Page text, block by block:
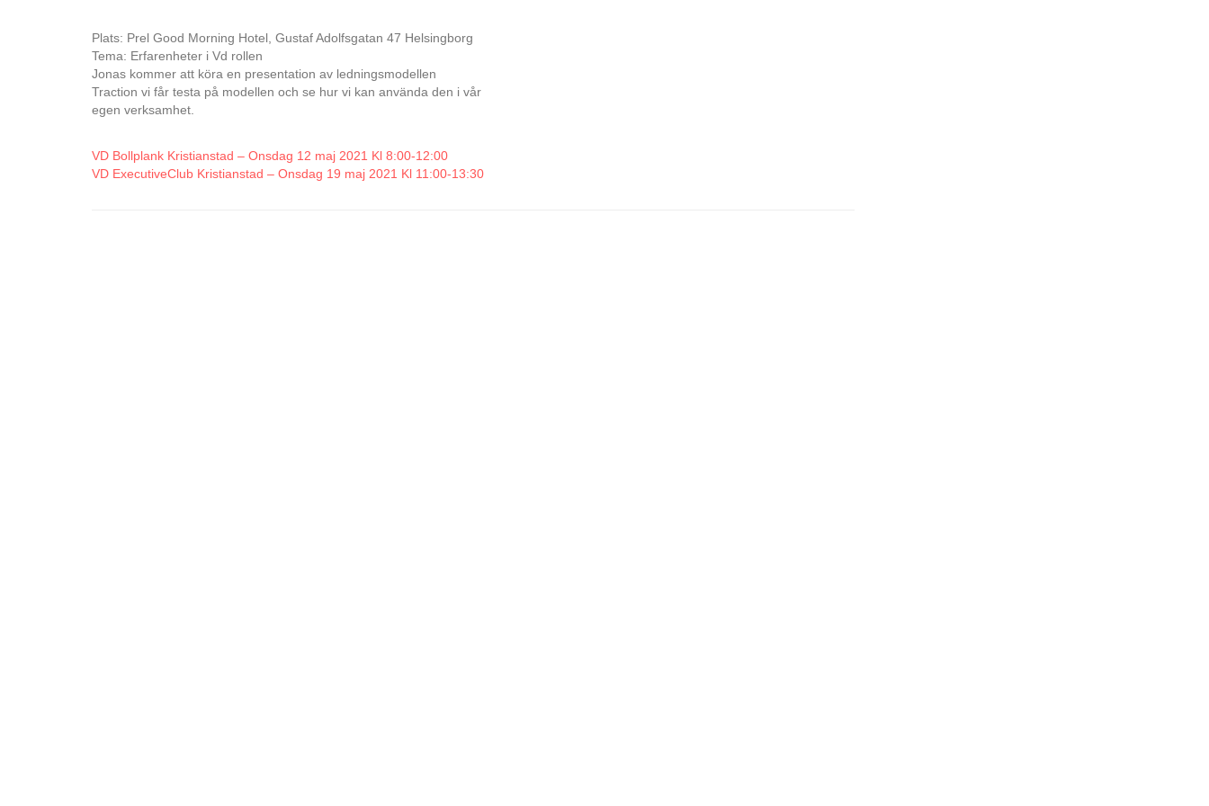
Plats: Prel Good Morning Hotel, Gustaf Adolfsgatan 47 Helsingborg
Tema: Erfarenheter i Vd rollen
Jonas kommer att köra en presentation av ledningsmodellen
Traction vi får testa på modellen och se hur vi kan använda den i vår
egen verksamhet.
VD Bollplank Kristianstad – Onsdag 12 maj 2021 Kl 8:00-12:00
VD ExecutiveClub Kristianstad – Onsdag 19 maj 2021 Kl 11:00-13:30